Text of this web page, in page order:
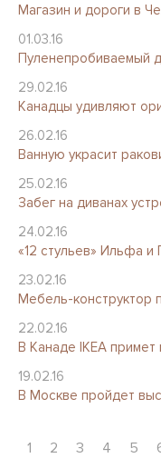
Магазин и дороги в
01.03.16
Пуленепробиваемый
29.02.16
Канадцы удивляют
26.02.16
Ванную украсит
25.02.16
Забег на диванах
24.02.16
«12 стульев» Ильфа
23.02.16
Мебель-конструктор
22.02.16
В Канаде IKEA
19.02.16
В Москве пройдет
1 2 3 4 5